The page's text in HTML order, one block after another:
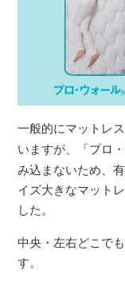
一般的にマットレ
いますが、「プロ
み込まないため、
イズ大きなマット
した。
中央・左右どこで
す。